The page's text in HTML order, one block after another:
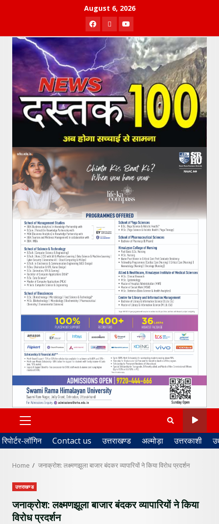
August 6, 2026
Facebook
TwitterYoutube
PRIMARY
MENU
रिपोर्टर-लॉगिन Contact us उत्तराखण्ड अल्मोड़ा उत्तरकाशी
Home जनाक्रोश: लक्ष्मणझूला बाजार बंदकर व्यापारियों ने किया विरोध प्रदर्शन
उत्तराखण्ड
जनाक्रोश: लक्ष्मणझूला बाजार बंदकर व्यापारियों ने किया
विरोध प्रदर्शन